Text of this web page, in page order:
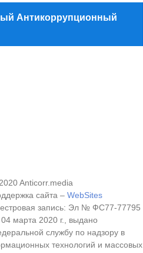
Антикоррупционный
Anticorr.media
сайта – WebSites
запись: Эл № ФС77-77795
04 марта 2020 г., выдано
службу по надзору в
технологий и массовых